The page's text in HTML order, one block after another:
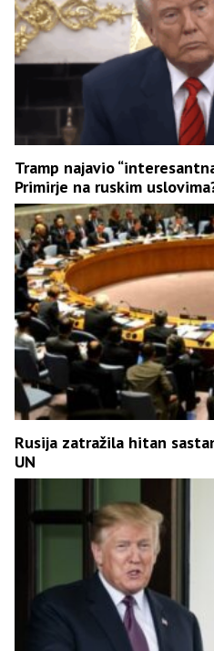
Tramp najavio
Primirje na ruskim
Rusija zatražila hitan
UN